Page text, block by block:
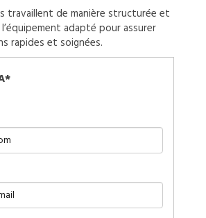
travaillent de manière structurée et
adapté pour assurer
rapides et soignées.